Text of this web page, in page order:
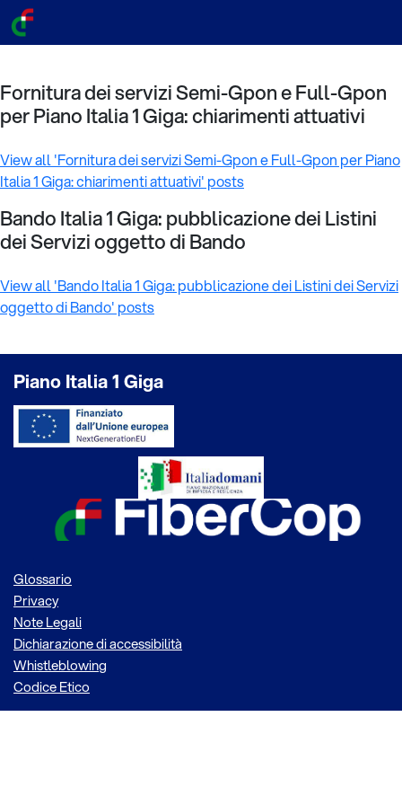
Fornitura dei servizi Semi-Gpon e Full-Gpon
per Piano Italia 1 Giga: chiarimenti attuativi
View all 'Fornitura dei servizi Semi-Gpon e Full-Gpon per Piano
Italia 1 Giga: chiarimenti attuativi' posts
Bando Italia 1 Giga: pubblicazione dei Listini
dei Servizi oggetto di Bando
View all 'Bando Italia 1 Giga: pubblicazione dei Listini dei Servizi
oggetto di Bando' posts
Piano Italia 1 Giga
Glossario
Privacy
Note Legali
Dichiarazione di accessibilità
Whistleblowing
Codice Etico